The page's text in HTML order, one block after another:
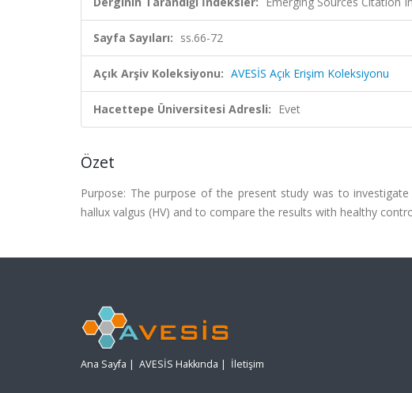
Sayfa Sayıları: ss.66-72
Açık Arşiv Koleksiyonu: AVESİS Açık Erişim Koleksiyonu
Hacettepe Üniversitesi Adresli: Evet
Özet
Purpose: The purpose of the present study was to
hallux valgus (HV) and to compare the results with healthy
Ana Sayfa | AVESİS Hakkında | İletişim